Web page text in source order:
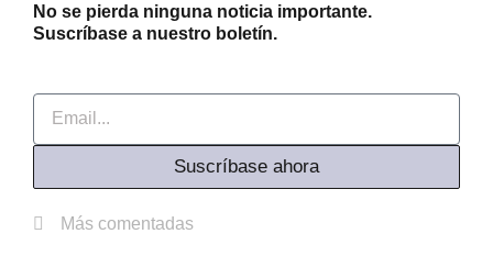
No se pierda ninguna noticia importante.
Suscríbase a nuestro boletín.
Suscríbase ahora
Más comentadas